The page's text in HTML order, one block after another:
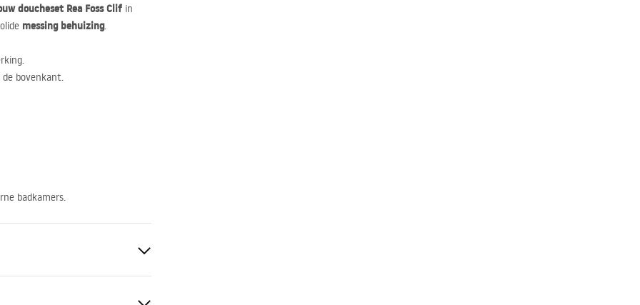
doucheset Rea Foss Clif in
messing behuizing.
de bovenkant.
badkamers.